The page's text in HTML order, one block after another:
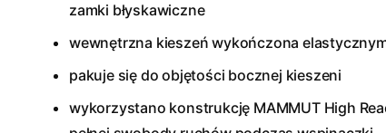
zamki błyskawiczne
wewnętrzna kieszeń wykończona
pakuje się do objętości bocznej kieszeni
wykorzystano konstrukcję MAMMUT High